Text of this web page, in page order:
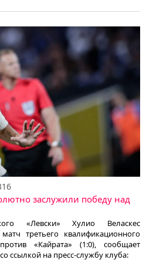
заслужили победу над
«Левски» Хулио Веласкес
третьего квалификационного
«Кайрата» (1:0), сообщает
ссылкой на пресс-службу клуба: